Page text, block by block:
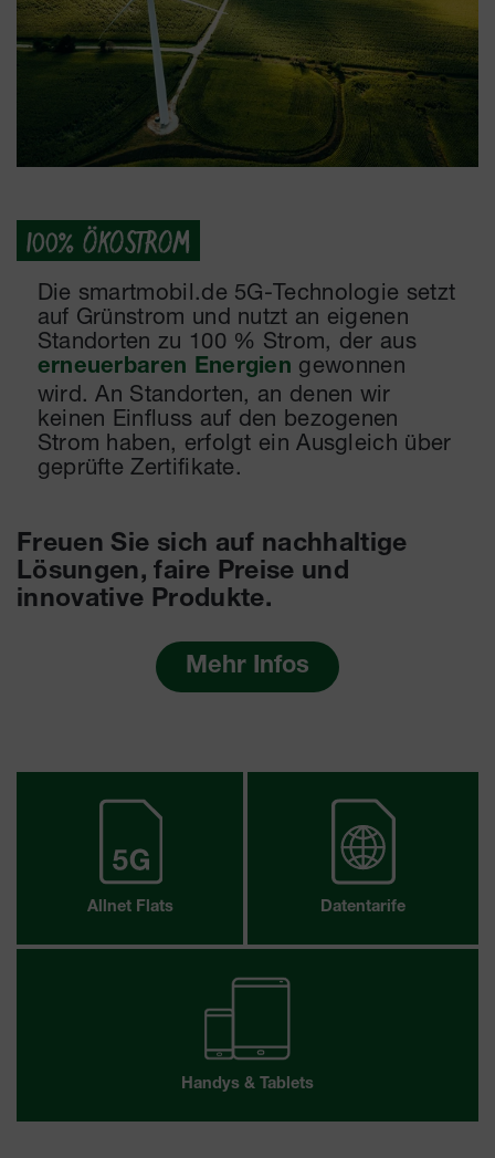
100% ÖKOSTROM
Die smartmobil.de 5G-Technologie setzt
auf Grünstrom und nutzt an eigenen
Standorten zu 100 % Strom, der aus
erneuerbaren Energien gewonnen
wird. An Standorten, an denen wir
keinen Einfluss auf den bezogenen
Strom haben, erfolgt ein Ausgleich über
geprüfte Zertifikate.
Freuen Sie sich auf nachhaltige
Lösungen, faire Preise und
innovative Produkte.
Mehr Infos
Allnet Flats Datentarife
Handys & Tablets